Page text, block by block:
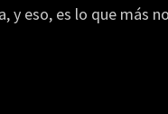
y eso, es lo que más